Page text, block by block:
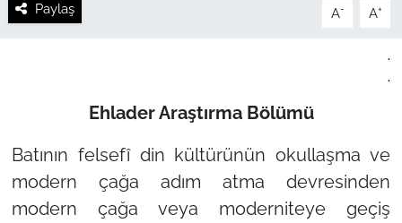
Paylaş A- A+
.
.
Ehlader Araştırma Bölümü
Batının felsefî din kültürünün okullaşma ve
modern çağa adım atma devresinden
modern çağa veya moderniteye geçiş